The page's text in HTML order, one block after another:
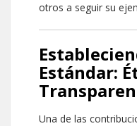
otros a seguir su
Estándar:
Una de las